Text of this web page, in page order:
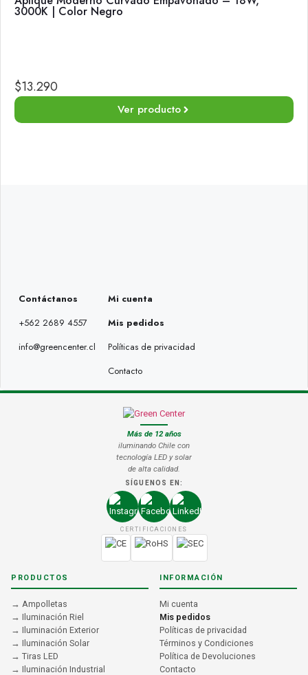
3000K | Color Negro
$13.290
Ver producto
Contáctanos
+562 2689 4557
info@greencenter.cl
Mi cuenta
Mis pedidos
Políticas de privacidad
Contacto
Más de 12 años
iluminando Chile con
tecnología LED y solar
de alta calidad.
SÍGUENOS EN:
CERTIFICACIONES
PRODUCTOS
→ Ampolletas
→ Iluminación Riel
→ Iluminación Exterior
→ Iluminación Solar
→ Tiras LED
→ Iluminación Industrial
INFORMACIÓN
Mi cuenta
Mis pedidos
Políticas de privacidad
Términos y Condiciones
Política de Devoluciones
Contacto